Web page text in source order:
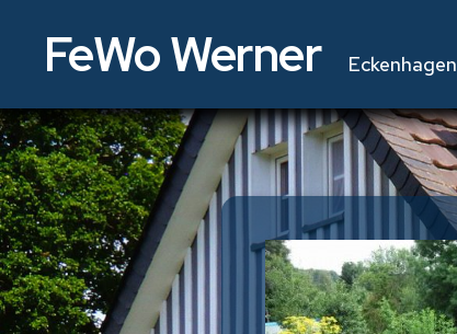
FeWo Werner Eckenhagen